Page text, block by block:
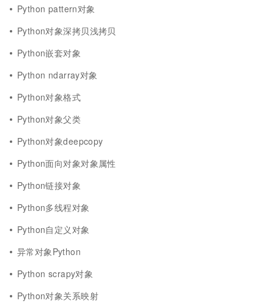
Python pattern对象
Python对象深拷贝浅拷贝
Python嵌套对象
Python ndarray对象
Python对象格式
Python对象父类
Python对象deepcopy
Python面向对象对象属性
Python链接对象
Python多线程对象
Python自定义对象
异常对象Python
Python scrapy对象
Python对象关系映射